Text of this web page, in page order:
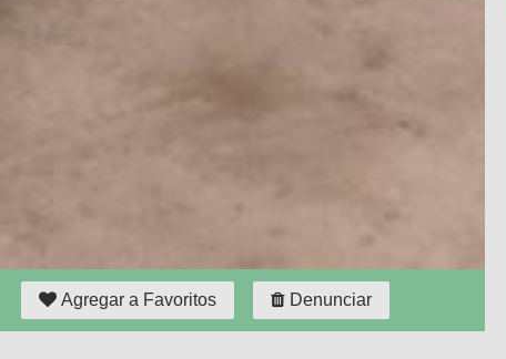
Agregar a Favoritos Denunciar